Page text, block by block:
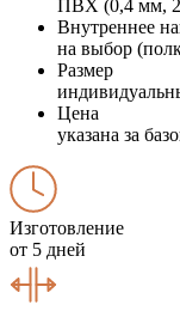
ПВХ (0,4 мм,
Внутреннее
на выбор
Размер
Цена
указана за
Изготовление
от 5 дней